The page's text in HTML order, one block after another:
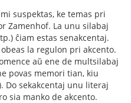
suspektas, ke temas pri
Zamenhof. La unu silabaj
ĉiam estas senakcentaj.
la regulon pri akcento.
aŭ ene de multsilabaj
povas memori tian, kiu
Do sekakcentaj unu literaj
sia manko de akcento.